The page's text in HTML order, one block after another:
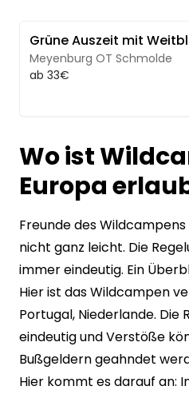
Meyenburg OT Schmolde
ab 33€
Wo ist
Europa
Freunde des
nicht ganz leicht. Die
immer eindeutig. Ein
Hier ist das Wildcampen
Portugal, Niederlande. Die
eindeutig und Verstöße
Bußgeldern geahndet
Hier kommt es darauf an: